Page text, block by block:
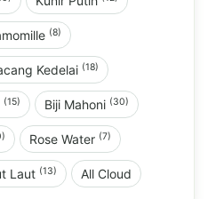
(8)
Kedelai (18)
(15) Biji Mahoni (30)
Rose Water (7)
Laut (13) All Cloud